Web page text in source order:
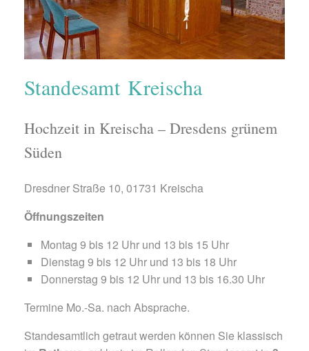
Standesamt Kreischa
Hochzeit in Kreischa – Dresdens grünem
Süden
Dresdner Straße 10, 01731 Kreischa
Öffnungszeiten
Montag 9 bis 12 Uhr und 13 bis 15 Uhr
Dienstag 9 bis 12 Uhr und 13 bis 18 Uhr
Donnerstag 9 bis 12 Uhr und 13 bis 16.30 Uhr
Termine Mo.-Sa. nach Absprache.
Standesamtlich getraut werden können Sie klassisch